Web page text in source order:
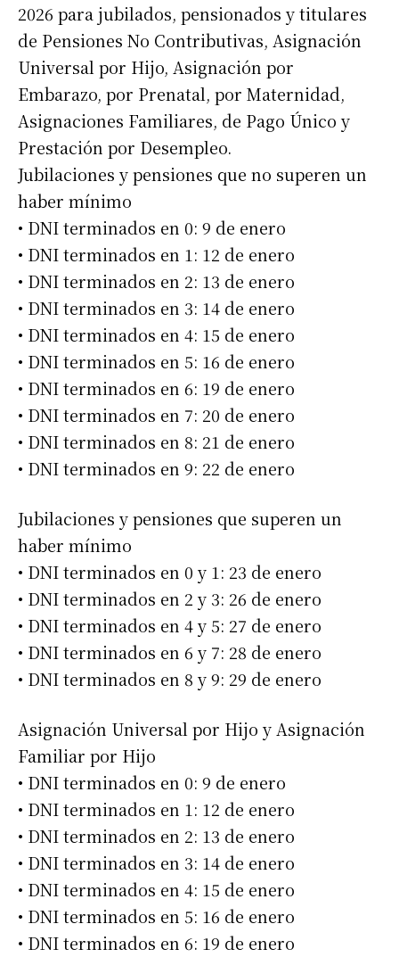
2026 para jubilados, pensionados y titulares
de Pensiones No Contributivas, Asignación
Universal por Hijo, Asignación por
Embarazo, por Prenatal, por Maternidad,
Asignaciones Familiares, de Pago Único y
Prestación por Desempleo.
Jubilaciones y pensiones que no superen un
haber mínimo
• DNI terminados en 0: 9 de enero
• DNI terminados en 1: 12 de enero
• DNI terminados en 2: 13 de enero
• DNI terminados en 3: 14 de enero
• DNI terminados en 4: 15 de enero
• DNI terminados en 5: 16 de enero
• DNI terminados en 6: 19 de enero
• DNI terminados en 7: 20 de enero
• DNI terminados en 8: 21 de enero
• DNI terminados en 9: 22 de enero
Jubilaciones y pensiones que superen un
haber mínimo
• DNI terminados en 0 y 1: 23 de enero
• DNI terminados en 2 y 3: 26 de enero
• DNI terminados en 4 y 5: 27 de enero
• DNI terminados en 6 y 7: 28 de enero
• DNI terminados en 8 y 9: 29 de enero
Asignación Universal por Hijo y Asignación
Familiar por Hijo
• DNI terminados en 0: 9 de enero
• DNI terminados en 1: 12 de enero
• DNI terminados en 2: 13 de enero
• DNI terminados en 3: 14 de enero
• DNI terminados en 4: 15 de enero
• DNI terminados en 5: 16 de enero
• DNI terminados en 6: 19 de enero